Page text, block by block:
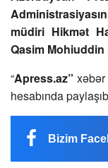
müdiri Hikmət
Qasim
“Apress.az” xəbər
hesabında
Bizim